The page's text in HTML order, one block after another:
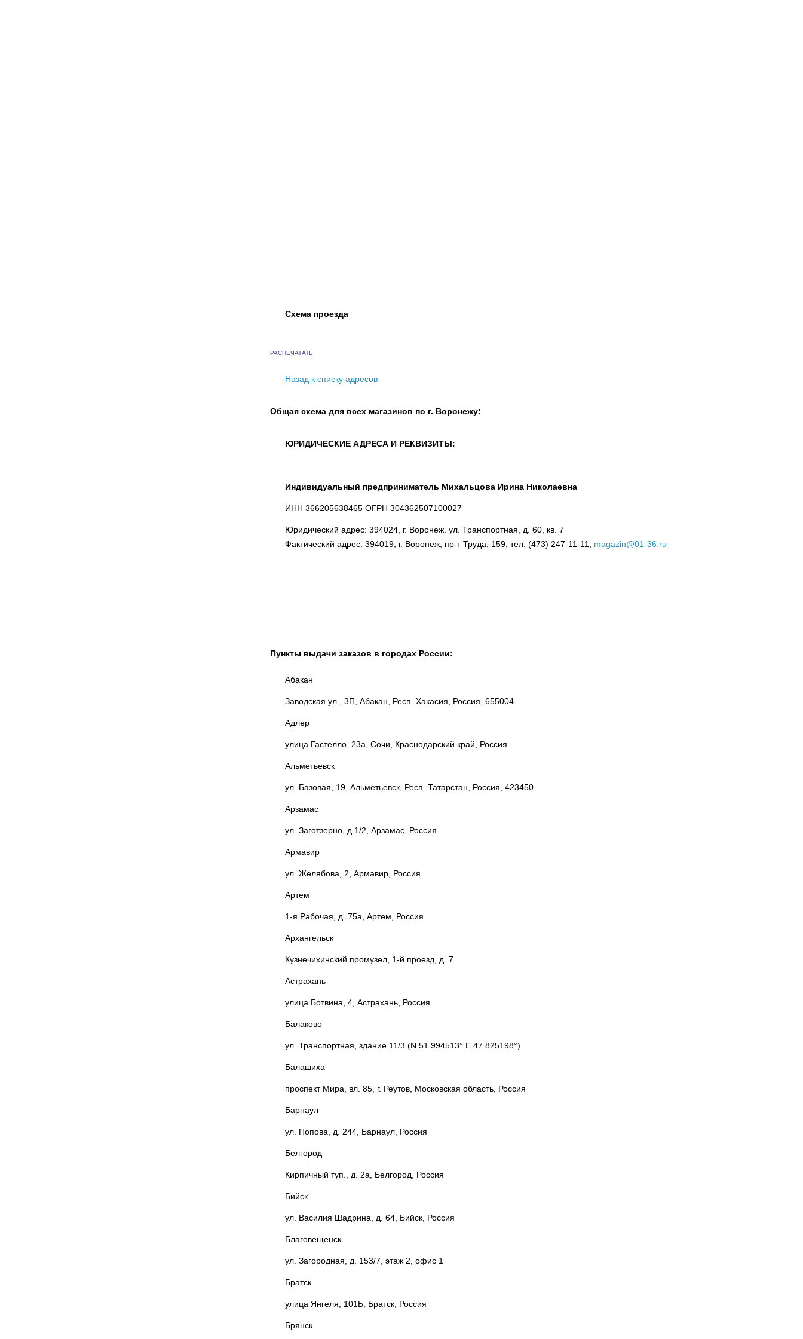
Схема проезда
РАСПЕЧАТАТЬ
Назад к списку адресов
Общая схема для всех магазинов по г. Воронежу:
ЮРИДИЧЕСКИЕ АДРЕСА И РЕКВИЗИТЫ:
Индивидуальный предприниматель Михальцова Ирина Николаевна
ИНН 366205638465 ОГРН 304362507100027
Юридический адрес: 394024, г. Воронеж. ул. Транспортная, д. 60, кв. 7
Фактический адрес: 394019, г. Воронеж, пр-т Труда, 159, тел: (473) 247-11-11, magazin@01-36.ru
Пункты выдачи заказов в городах России:
Абакан
Заводская ул., 3П, Абакан, Респ. Хакасия, Россия, 655004
Адлер
улица Гастелло, 23а, Сочи, Краснодарский край, Россия
Альметьевск
ул. Базовая, 19, Альметьевск, Респ. Татарстан, Россия, 423450
Арзамас
ул. Заготзерно, д.1/2, Арзамас, Россия
Армавир
ул. Желябова, 2, Армавир, Россия
Артем
1-я Рабочая, д. 75а, Артем, Россия
Архангельск
Кузнечихинский промузел, 1-й проезд, д. 7
Астрахань
улица Ботвина, 4, Астрахань, Россия
Балаково
ул. Транспортная, здание 11/3 (N 51.994513° E 47.825198°)
Балашиха
проспект Мира, вл. 85, г. Реутов, Московская область, Россия
Барнаул
ул. Попова, д. 244, Барнаул, Россия
Белгород
Кирпичный туп., д. 2а, Белгород, Россия
Бийск
ул. Василия Шадрина, д. 64, Бийск, Россия
Благовещенск
ул. Загородная, д. 153/7, этаж 2, офис 1
Братск
улица Янгеля, 101Б, Братск, Россия
Брянск